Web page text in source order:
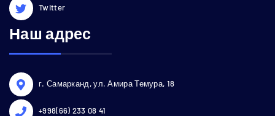
Twitter
Наш адрес
г. Самарканд, ул. Амира Темура, 18
+998(66) 233 08 41